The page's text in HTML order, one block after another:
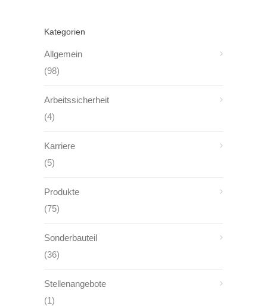
Kategorien
Allgemein
(98)
Arbeitssicherheit
(4)
Karriere
(5)
Produkte
(75)
Sonderbauteil
(36)
Stellenangebote
(1)